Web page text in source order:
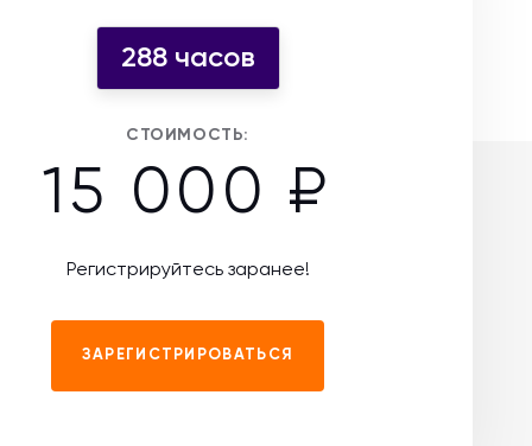
288 часов
СТОИМОСТЬ:
15 000 ₽
Регистрируйтесь заранее!
ЗАРЕГИСТРИРОВАТЬСЯ